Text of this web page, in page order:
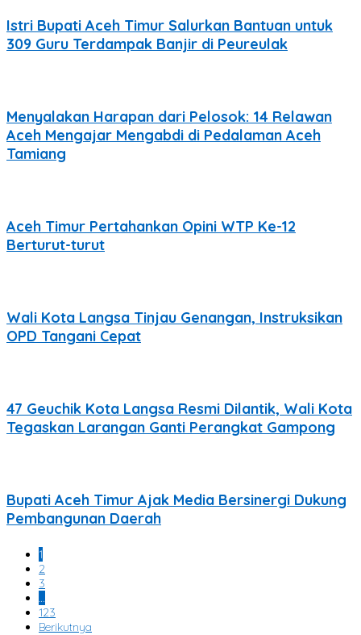
Istri Bupati Aceh Timur Salurkan Bantuan untuk
309 Guru Terdampak Banjir di Peureulak
Menyalakan Harapan dari Pelosok: 14 Relawan
Aceh Mengajar Mengabdi di Pedalaman Aceh
Tamiang
Aceh Timur Pertahankan Opini WTP Ke-12
Berturut-turut
Wali Kota Langsa Tinjau Genangan, Instruksikan
OPD Tangani Cepat
47 Geuchik Kota Langsa Resmi Dilantik, Wali Kota
Tegaskan Larangan Ganti Perangkat Gampong
Bupati Aceh Timur Ajak Media Bersinergi Dukung
Pembangunan Daerah
1
2
3
123
Berikutnya